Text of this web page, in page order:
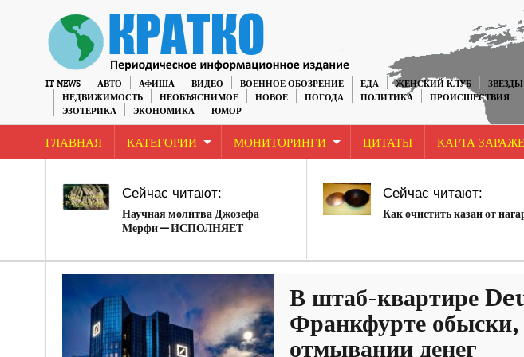
IT NEWS АВТО АФИША ВИДЕО ВОЕННОЕ ОБОЗРЕНИЕ ЕДА ЖЕНСКИЙ КЛУБ ЗВЕЗДЫ
НЕДВИЖИМОСТЬ
НЕОБЪЯСНИМОЕ НОВОЕ ПОГОДА ПОЛИТИКА ПРОИСШЕСТВИЯ
ЭЗОТЕРИКА
ЭКОНОМИКА ЮМОР
ГЛАВНАЯ КАТЕГОРИИ МОНИТОРИНГИ ЦИТАТЫ КАРТА
Сейчас читают:
Научная молитва Джозефа
Мерфи — ИСПОЛНЯЕТ
Сейчас читают:
Как очистить казан от
В штаб-квартире
Франкфурте обыски,
отмывании денег